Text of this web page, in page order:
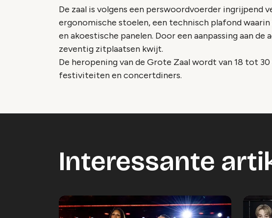
De zaal is volgens een perswoordvoerder ingrijpend
ergonomische stoelen, een technisch plafond
en akoestische panelen. Door een aanpassing aan
zeventig zitplaatsen kwijt.
De heropening van de Grote Zaal wordt van 18 tot
festiviteiten en concertdiners.
Interessante